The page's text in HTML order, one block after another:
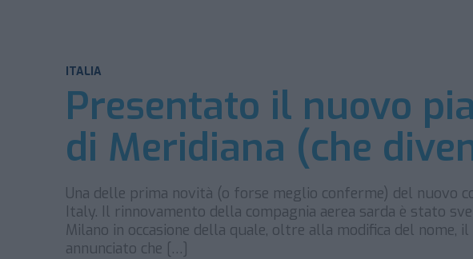
ITALIA
Presentato il nuovo
di Meridiana (che
Una delle prima novità (o forse meglio conferme) del nuovo
Italy. Il rinnovamento della compagnia aerea sarda è stato
Milano in occasione della quale, oltre alla modifica del nome,
annunciato che […]